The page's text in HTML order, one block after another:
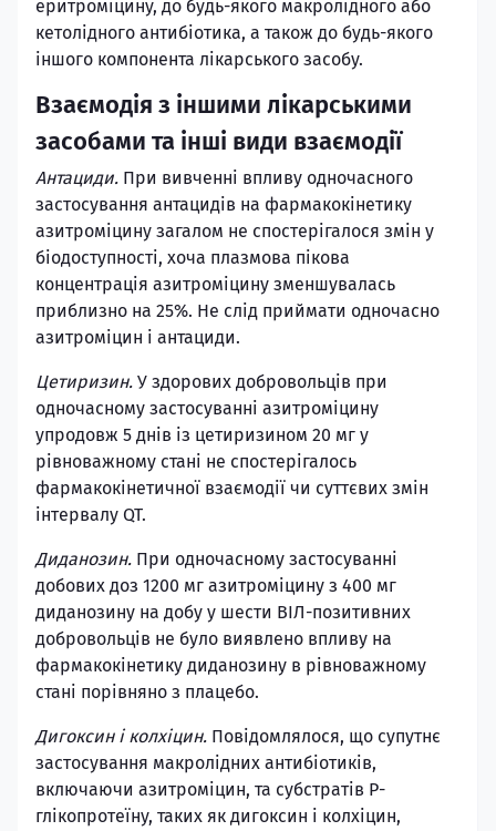
еритроміцину, до будь-якого макролідного або
кетолідного антибіотика, а також до будь-якого
іншого компонента лікарського засобу.
Взаємодія з іншими лікарськими
засобами та інші види взаємодії
Антациди. При вивченні впливу одночасного
застосування антацидів на фармакокінетику
азитроміцину загалом не спостерігалося змін у
біодоступності, хоча плазмова пікова
концентрація азитроміцину зменшувалась
приблизно на 25%. Не слід приймати одночасно
азитроміцин і антациди.
Цетиризин. У здорових добровольців при
одночасному застосуванні азитроміцину
упродовж 5 днів із цетиризином 20 мг у
рівноважному стані не спостерігалось
фармакокінетичної взаємодії чи суттєвих змін
інтервалу QT.
Диданозин. При одночасному застосуванні
добових доз 1200 мг азитроміцину з 400 мг
диданозину на добу у шести ВІЛ-позитивних
добровольців не було виявлено впливу на
фармакокінетику диданозину в рівноважному
стані порівняно з плацебо.
Дигоксин і колхіцин. Повідомлялося, що супутнє
застосування макролідних антибіотиків,
включаючи азитроміцин, та субстратів Р-
глікопротеїну, таких як дигоксин і колхіцин,